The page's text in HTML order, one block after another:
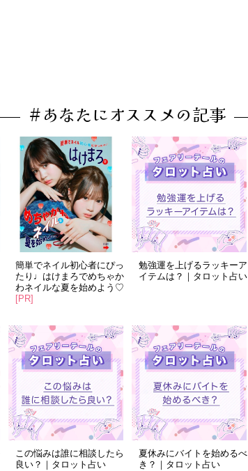
#あなたにオススメの記事
簡単でネイル初心者にぴっ
たり♩はけまろでめちゃか
わネイルな夏を始めよう♡
[PR]
勉強運を上げるラッキーア
イテムは？｜タロット占い
この悩みは誰に相談したら
良い？｜タロット占い
夏休みにバイトを始めるべ
き？｜タロット占い